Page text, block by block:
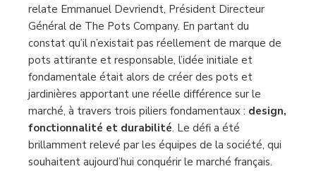
relate Emmanuel Devriendt, Président Directeur
Général de The Pots Company. En partant du
constat qu’il n’existait pas réellement de marque de
pots attirante et responsable, l’idée initiale et
fondamentale était alors de créer des pots et
jardinières apportant une réelle différence sur le
marché, à travers trois piliers fondamentaux : design,
fonctionnalité et durabilité. Le défi a été
brillamment relevé par les équipes de la société, qui
souhaitent aujourd’hui conquérir le marché français.